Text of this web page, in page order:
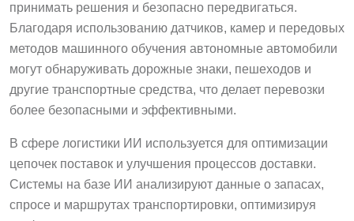
принимать решения и безопасно передвигаться.
Благодаря использованию датчиков, камер и передовых
методов машинного обучения автономные автомобили
могут обнаруживать дорожные знаки, пешеходов и
другие транспортные средства, что делает перевозки
более безопасными и эффективными.
В сфере логистики ИИ используется для оптимизации
цепочек поставок и улучшения процессов доставки.
Системы на базе ИИ анализируют данные о запасах,
спросе и маршрутах транспортировки, оптимизируя